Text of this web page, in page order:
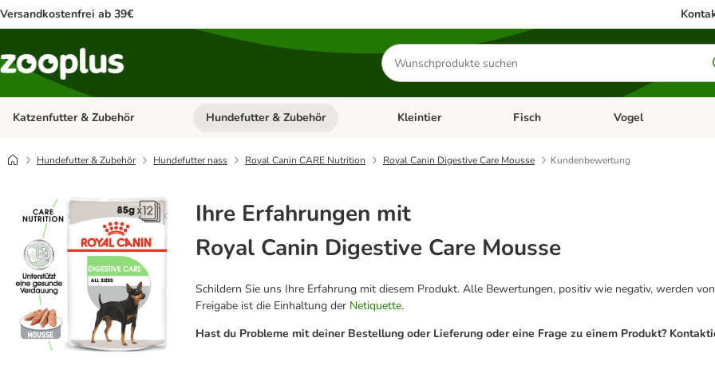
Versandkostenfrei ab 39€
Produkte
suchen
Katzenfutter & Zubehör Kategorie-Menü öffnen: Katzenfutter & Zubehör
Hundefutter & Zubehör Kategorie-Menü öffnen: Hundefutter & Zubehör
Kleintier Kategorie-Menü öffnen: Kleintier
Fisch Kategorie-Menü
Vogel
Hundefutter & Zubehör Hundefutter nass Royal Canin CARE Nutrition Royal Canin Digestive Care Mousse Kundenbewertung
Ihre Erfahrungen mit
Royal Canin Digestive Care Mousse
Schildern Sie uns Ihre Erfahrung mit diesem Produkt. Alle Bewertungen, positiv wie negativ, werden
Freigabe ist die Einhaltung der Netiquette.
Hast du Probleme mit deiner Bestellung oder Lieferung oder eine Frage zu einem Produkt?